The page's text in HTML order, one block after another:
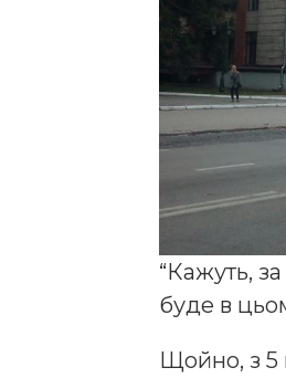
“Кажуть,
буде в
Щойно, з 5